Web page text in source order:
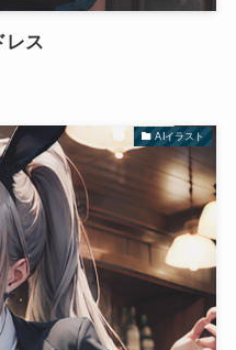
レス
AIイラスト